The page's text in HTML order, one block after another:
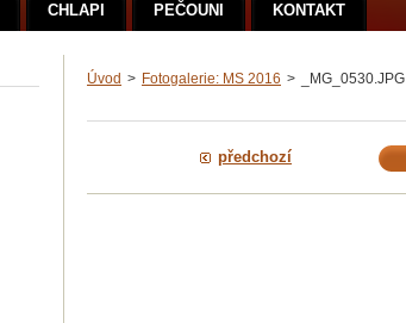
Úvod > Fotogalerie: MS 2016 > _MG_0530.JPG
předchozí
CHLAPI PEČOUNI KONTAKT